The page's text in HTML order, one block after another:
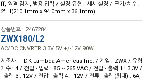
ff, 원격 감지, 범용 입력 / 실장 유형 : 섀시 실장 / 크기/치수
2" H(210.1mm x 94.0mm x 36.1mm)
상품번호 : 2467284
ZWX180/L2
AC/DC CNVRTR 3.3V 5V +/-12V 90W
제조사 : TDK-Lambda Americas Inc. / 계열 : ZWX / 유형
개수 : 4 / 전압 - 입력 : 85 ~ 265 VAC / 전압 - 출력 1 : 3.3V
- 출력 3 : 12V / 전압 - 출력 4 : -12V / 전류 - 출력(최대) :